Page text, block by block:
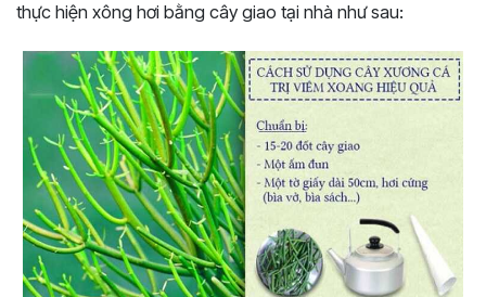
thực hiện xông hơi bằng cây giao tại nhà như sau: